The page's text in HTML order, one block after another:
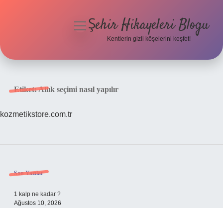
menüyüŞehir Hikayeleri Blogu
Kentlerin gizli köşelerini keşfet!
Etiket:Allık seçimi nasıl yapılır
kozmetikstore.com.tr
Sidebar
Son Yazılar
1 kalp ne kadar ?
Ağustos 10, 2026